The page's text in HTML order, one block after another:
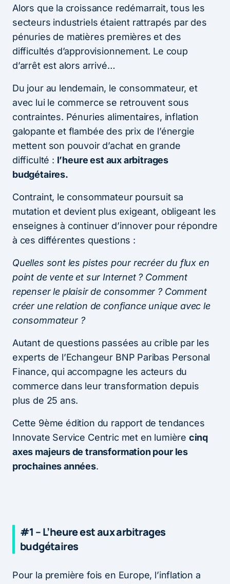
Alors que la croissance redémarrait, tous les
secteurs industriels étaient rattrapés par des
pénuries de matières premières et des
difficultés d’approvisionnement. Le coup
d’arrêt est alors arrivé…
Du jour au lendemain, le consommateur, et
avec lui le commerce se retrouvent sous
contraintes. Pénuries alimentaires, inflation
galopante et flambée des prix de l’énergie
mettent son pouvoir d’achat en grande
difficulté : l’heure est aux arbitrages
budgétaires.
Contraint, le consommateur poursuit sa
mutation et devient plus exigeant, obligeant les
enseignes à continuer d’innover pour répondre
à ces différentes questions :
Quelles sont les pistes pour recréer du flux en
point de vente et sur Internet ? Comment
repenser le plaisir de consommer ? Comment
créer une relation de confiance unique avec le
consommateur ?
Autant de questions passées au crible par les
experts de l’Echangeur BNP Paribas Personal
Finance, qui accompagne les acteurs du
commerce dans leur transformation depuis
plus de 25 ans.
Cette 9ème édition du rapport de tendances
Innovate Service Centric met en lumière cinq
axes majeurs de transformation pour les
prochaines années.
#1 – L’heure est aux arbitrages
budgétaires
Pour la première fois en Europe, l’inflation a